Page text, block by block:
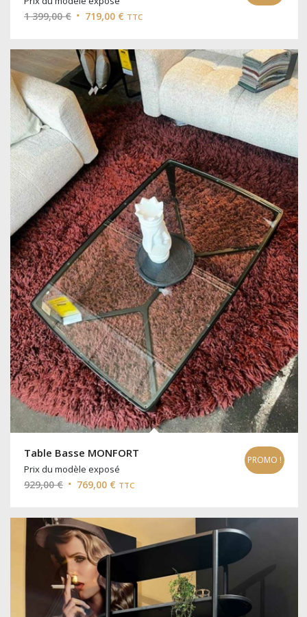
1 399,00€ Le
initial
était :
1
399,00 €.
719,00 € Le
actuel
est :
719,00 €.
TTC
Table Basse MONFORT
Prix du modèle exposé
929,00€ Le
initial
était :
929,00 €.
769,00 € Le
actuel
est :
769,00 €.
TTC
PROMO !